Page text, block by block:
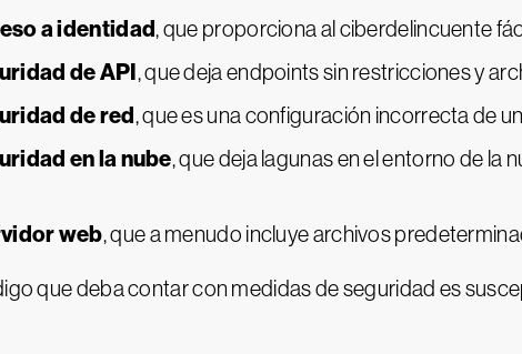
a identidad, que proporciona al ciberdelincuente
de API, que deja endpoints sin restricciones y
de red, que es una configuración incorrecta de
en la nube, que deja lagunas en el entorno de la
web, que a menudo incluye archivos
que deba contar con medidas de seguridad es